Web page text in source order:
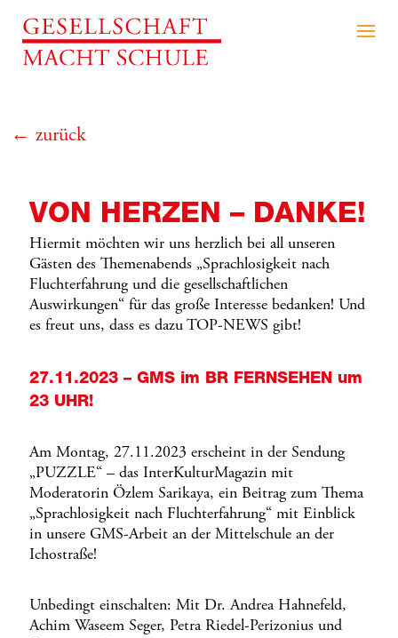
← zurück
VON HERZEN – DANKE!
Hiermit möchten wir uns herzlich bei all unseren
Gästen des Themenabends „Sprachlosigkeit nach
Fluchterfahrung und die gesellschaftlichen
Auswirkungen“ für das große Interesse bedanken! Und
es freut uns, dass es dazu TOP-NEWS gibt!
27.11.2023 – GMS im BR FERNSEHEN um
23 UHR!
Am Montag, 27.11.2023 erscheint in der Sendung
„PUZZLE“ – das InterKulturMagazin mit
Moderatorin Özlem Sarikaya, ein Beitrag zum Thema
„Sprachlosigkeit nach Fluchterfahrung“ mit Einblick
in unsere GMS-Arbeit an der Mittelschule an der
Ichostraße!
Unbedingt einschalten: Mit Dr. Andrea Hahnefeld,
Achim Waseem Seger, Petra Riedel-Perizonius und